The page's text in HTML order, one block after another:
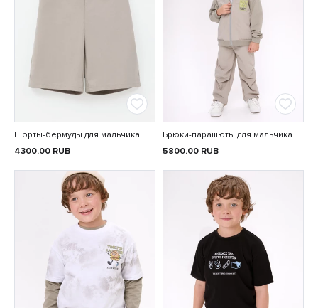
Шорты-бермуды для мальчика
4300.00 RUB
Брюки-парашюты для мальчика
5800.00 RUB